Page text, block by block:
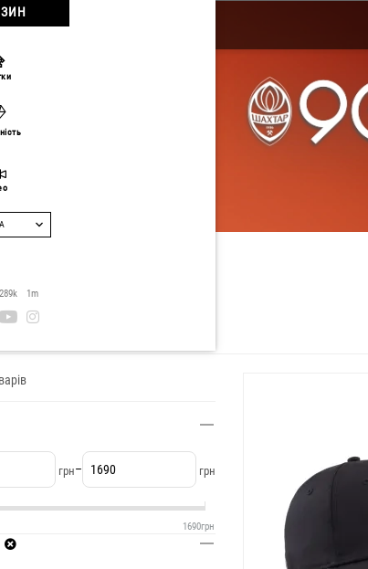
289k 1m Кепки Puma
грн– грн
1690грн